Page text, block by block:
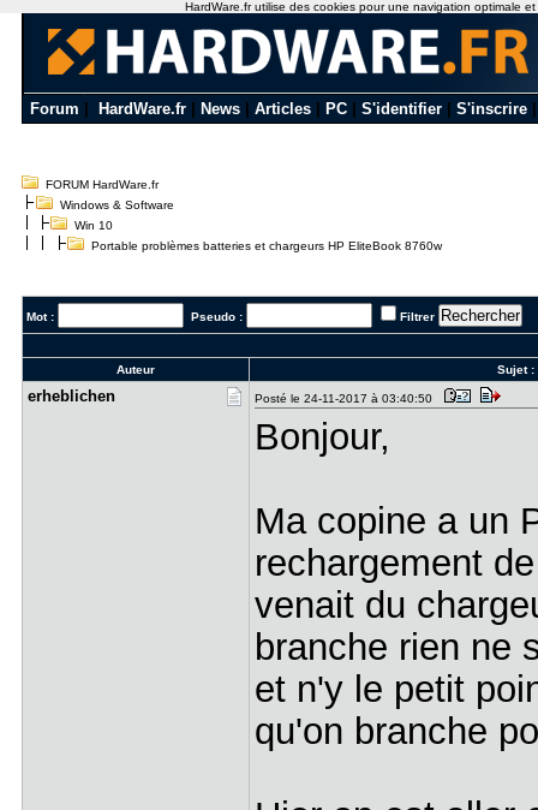
Forum HardWare.fr News Articles PC S'identifier S'inscrire
FORUM HardWare.fr
Windows & Software
Win 10
Portable problèmes batteries et chargeurs HP EliteBook 8760w
Mot : Pseudo : Filtrer
Auteur Sujet :
erhebliche​n Posté le 24-11-2017 à 03:40:50
Bonjour,
Ma copine a un
rechargement
venait du
branche rien ne
et n'y le petit
qu'on branche
HardWare.fr utilise des cookies pour une navigation optimale